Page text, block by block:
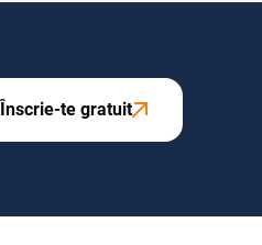
Înscrie-te gratuit